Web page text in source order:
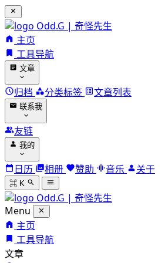
Odd.G | 奇怪先生
主页
工具导航
文章
归档 分类标签 文章列表
联系我
友链
我的
日历 相册 赞助 音乐 关于
⌘ K
Odd.G | 奇怪先生
Menu
主页
工具导航
文章